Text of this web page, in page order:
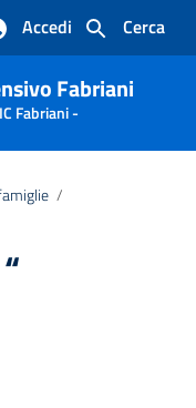
Cerca
Accedi
Fabriani
Fabriani -
/